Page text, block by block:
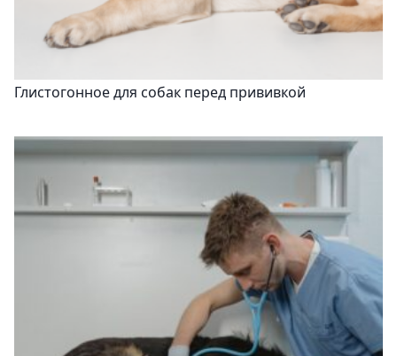
Глистогонное для собак перед прививкой